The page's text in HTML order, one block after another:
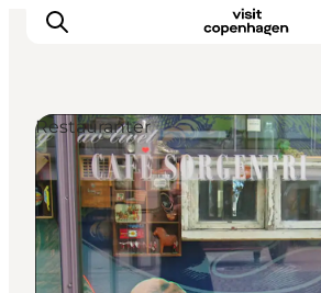
This is Copenhagen
Aktiviteter
Spis & drik
Områder
Restauranter